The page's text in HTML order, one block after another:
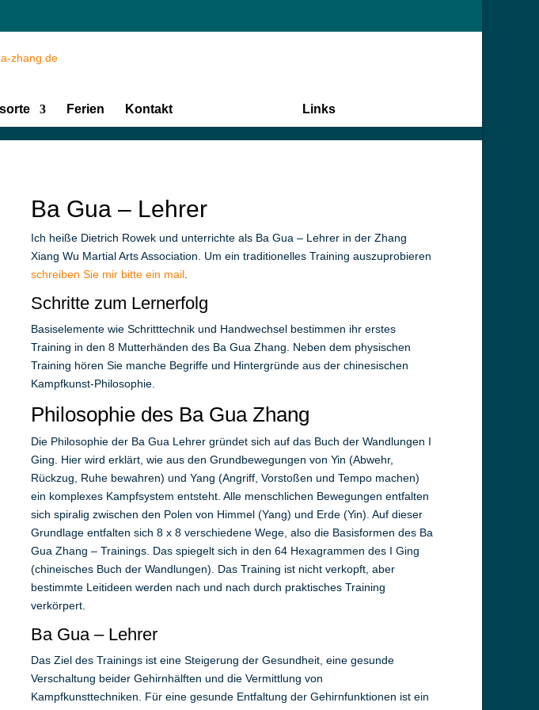
Ferien Kontakt Links
Ba Gua – Lehrer
Ich heiße Dietrich Rowek und unterrichte als Ba Gua – Lehrer in der Zhang
Xiang Wu Martial Arts Association. Um ein traditionelles Training auszuprobieren
schreiben Sie mir bitte ein mail.
Schritte zum Lernerfolg
Basiselemente wie Schritttechnik und Handwechsel bestimmen ihr erstes
Training in den 8 Mutterhänden des Ba Gua Zhang. Neben dem physischen
Training hören Sie manche Begriffe und Hintergründe aus der chinesischen
Kampfkunst-Philosophie.
Philosophie des Ba Gua Zhang
Die Philosophie der Ba Gua Lehrer gründet sich auf das Buch der Wandlungen I
Ging. Hier wird erklärt, wie aus den Grundbewegungen von Yin (Abwehr,
Rückzug, Ruhe bewahren) und Yang (Angriff, Vorstoßen und Tempo machen)
ein komplexes Kampfsystem entsteht. Alle menschlichen Bewegungen entfalten
sich spiralig zwischen den Polen von Himmel (Yang) und Erde (Yin). Auf dieser
Grundlage entfalten sich 8 x 8 verschiedene Wege, also die Basisformen des Ba
Gua Zhang – Trainings. Das spiegelt sich in den 64 Hexagrammen des I Ging
(chineisches Buch der Wandlungen). Das Training ist nicht verkopft, aber
bestimmte Leitideen werden nach und nach durch praktisches Training
verkörpert.
Ba Gua – Lehrer
Das Ziel des Trainings ist eine Steigerung der Gesundheit, eine gesunde
Verschaltung beider Gehirnhälften und die Vermittlung von
Kampfkunsttechniken. Für eine gesunde Entfaltung der Gehirnfunktionen ist ein